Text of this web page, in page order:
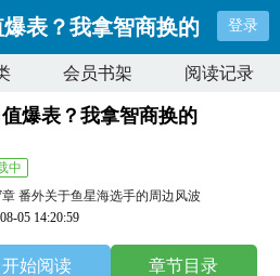
表？我拿智商换的 登录
会员书架 阅读记录
爆表？我拿智商换的
中
章 番外关于鱼星海选手的周边风波
05 14:20:59
开始阅读 章节目录